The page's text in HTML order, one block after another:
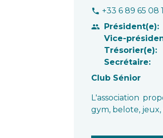
phone +33 6 89 65 08
people Président(e):
Vice-
Trésorier(e):
Secrétaire:
Club Sénior
L'association
gym, belote,